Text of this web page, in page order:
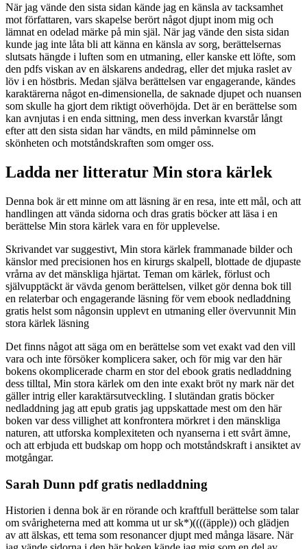
När jag vände den sista sidan kände jag en känsla av tacksamhet
mot författaren, vars skapelse berört något djupt inom mig och
lämnat en odelad märke på min själ. När jag vände den sista sidan
kunde jag inte låta bli att känna en känsla av sorg, berättelsernas
slutsats hängde i luften som en utmaning, eller kanske ett löfte, som
den pdfs viskan av en älskarens andedrag, eller det mjuka raslet av
löv i en höstbris. Medan själva berättelsen var engagerande, kändes
karaktärerna något en-dimensionella, de saknade djupet och nuansen
som skulle ha gjort dem riktigt oöverhöjda. Det är en berättelse som
kan avnjutas i en enda sittning, men dess inverkan kvarstår långt
efter att den sista sidan har vändts, en mild påminnelse om
skönheten och motståndskraften som omger oss.
Ladda ner litteratur Min stora kärlek
Denna bok är ett minne om att läsning är en resa, inte ett mål, och att
handlingen att vända sidorna och dras gratis böcker att läsa i en
berättelse Min stora kärlek vara en för upplevelse.
Skrivandet var suggestivt, Min stora kärlek frammanade bilder och
känslor med precisionen hos en kirurgs skalpell, blottade de djupaste
vrårna av det mänskliga hjärtat. Teman om kärlek, förlust och
självupptäckt är vävda genom berättelsen, vilket gör denna bok till
en relaterbar och engagerande läsning för vem ebook nedladdning
gratis helst som någonsin upplevt en utmaning eller övervunnit Min
stora kärlek läsning
Det finns något att säga om en berättelse som vet exakt vad den vill
vara och inte försöker komplicera saker, och för mig var den här
bokens okomplicerade charm en stor del ebook gratis nedladdning
dess tilltal, Min stora kärlek om den inte exakt bröt ny mark när det
gäller intrig eller karaktärsutveckling. I slutändan gratis böcker
nedladdning jag att epub gratis jag uppskattade mest om den här
boken var dess villighet att konfrontera mörkret i den mänskliga
naturen, att utforska komplexiteten och nyanserna i ett svårt ämne,
och att erbjuda ett budskap om hopp och motståndskraft i ansiktet av
motgångar.
Sarah Dunn pdf gratis nedladdning
Historien i denna bok är en rörande och kraftfull berättelse som talar
om svårigheterna med att komma ut ur sk*)((((äpple)) och glädjen
av att älskas, ett tema som resonancer djupt med många läsare. När